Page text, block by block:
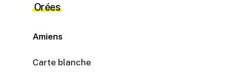
Orées
Amiens
Carte blanche